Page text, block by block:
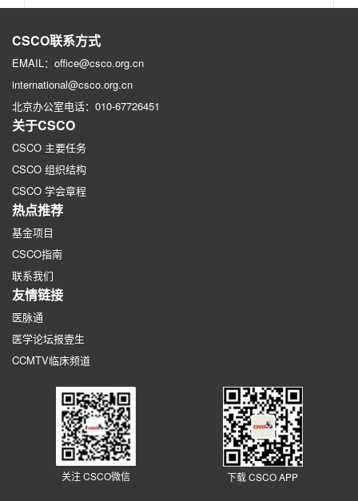
CSCO联系方式
EMAIL：office@csco.org.cn
international@csco.org.cn
北京办公室电话：010-67726451
关于CSCO
CSCO 主要任务
CSCO 组织结构
CSCO 学会章程
热点推荐
基金项目
CSCO指南
联系我们
友情链接
医脉通
医学论坛报壹生
CCMTV临床频道
关注 CSCO微信 下载 CSCO APP